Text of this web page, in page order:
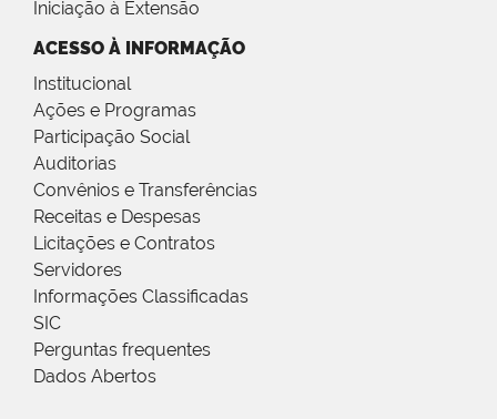
Iniciação à Extensão
ACESSO À INFORMAÇÃO
Institucional
Ações e Programas
Participação Social
Auditorias
Convênios e Transferências
Receitas e Despesas
Licitações e Contratos
Servidores
Informações Classificadas
SIC
Perguntas frequentes
Dados Abertos